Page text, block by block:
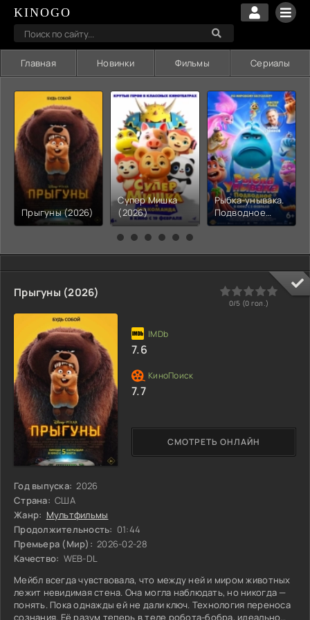
KINOGO
Главная Новинки Фильмы Сериалы
Прыгуны (2026)
Супер Мишка
(2026)
Рыбка-унывака.
Подводное
приключение
Прыгуны (2026)
Год выпуска: 2026
Страна: США
Жанр: Мультфильмы
Продолжительность: 01:44
Премьера (Мир): 2026-02-28
Качество: WEB-DL
Мейбл всегда чувствовала, что между ней и миром животных
лежит невидимая стена. Она могла наблюдать, но никогда —
понять. Пока однажды ей не дали ключ. Технология переноса
сознания. Её разум теперь в теле робота-бобра, идеально
СМОТРЕТЬ ОНЛАЙН
7.6
7.7
4 5
0/5 (0 гол.)